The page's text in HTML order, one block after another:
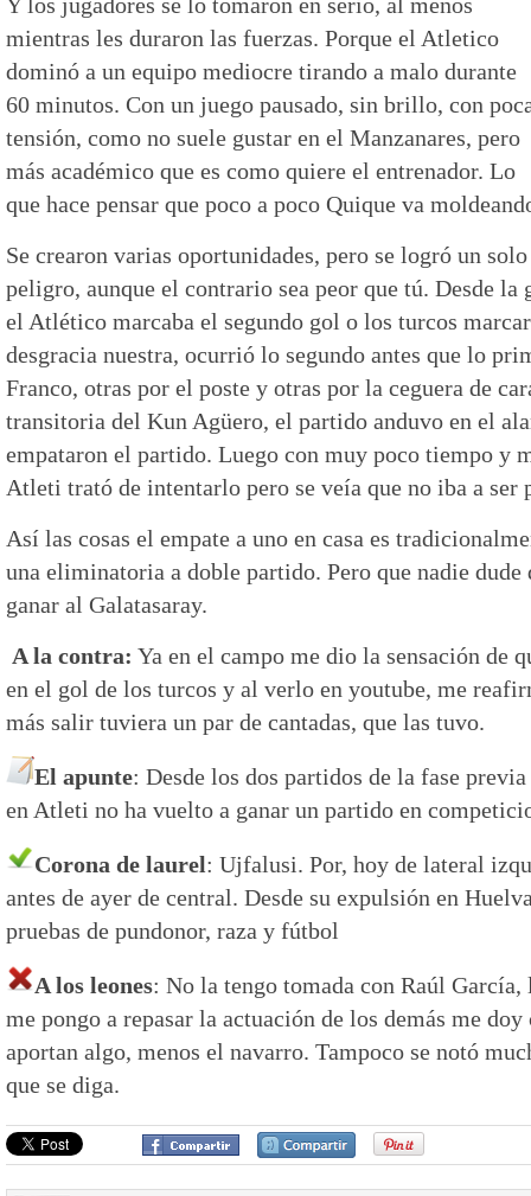
mientras les duraron las fuerzas. Porque el Atletico
dominó a un equipo mediocre tirando a malo durante
60 minutos. Con un juego pausado, sin brillo, con
tensión, como no suele gustar en el Manzanares, pero
más académico que es como quiere el entrenador. Lo
que hace pensar que poco a poco Quique va
Se crearon varias oportunidades, pero se logró un
peligro, aunque el contrario sea peor que tú. Desde la
el Atlético marcaba el segundo gol o los turcos
desgracia nuestra, ocurrió lo segundo antes que lo
Franco, otras por el poste y otras por la ceguera de
transitoria del Kun Agüero, el partido anduvo en el
empataron el partido. Luego con muy poco tiempo y
Atleti trató de intentarlo pero se veía que no iba a ser
Así las cosas el empate a uno en casa es
una eliminatoria a doble partido. Pero que nadie dude
ganar al Galatasaray.
A la contra: Ya en el campo me dio la sensación de
en el gol de los turcos y al verlo en youtube, me
más salir tuviera un par de cantadas, que las tuvo.
El apunte: Desde los dos partidos de la fase
en Atleti no ha vuelto a ganar un partido en
Corona de laurel: Ujfalusi. Por, hoy de lateral
antes de ayer de central. Desde su expulsión en
pruebas de pundonor, raza y fútbol
A los leones: No la tengo tomada con Raúl
me pongo a repasar la actuación de los demás me doy
aportan algo, menos el navarro. Tampoco se notó
que se diga.